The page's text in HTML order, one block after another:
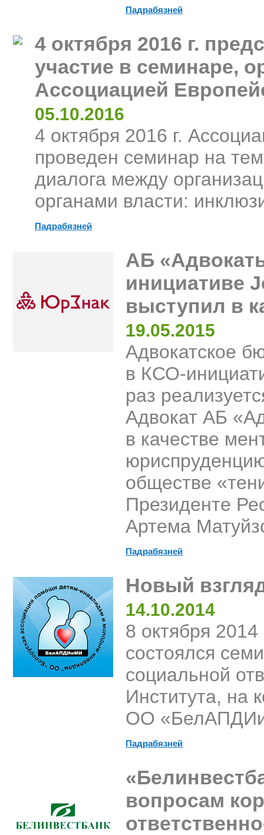
Падрабязней
4 октября 2016 г.
участие в семинаре,
Ассоциацией
05.10.2016
4 октября 2016 г.
проведен семинар на
диалога между
органами власти:
Падрабязней
АБ
инициативе
выступил в
19.05.2015
Адвокатское
в КСО-
раз
Адвокат АБ
в качестве
обществе
Президенте
Артема
Падрабязней
Новый
14.10.2014
8 октября
состоялся
социальной
Института, на
ОО
Падрабязней
вопросам